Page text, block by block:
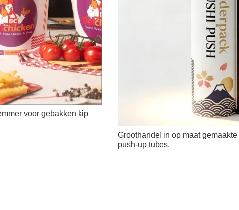
voor gebakken kip
Groothandel in op maat
push-up tubes.